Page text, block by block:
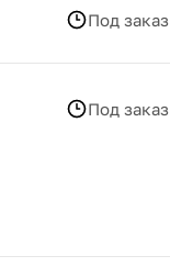
Под заказ
Под заказ